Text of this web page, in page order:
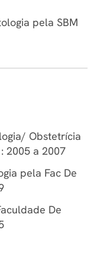
pela SBM
Obstetrícia
2005 a 2007
pela Fac De
De